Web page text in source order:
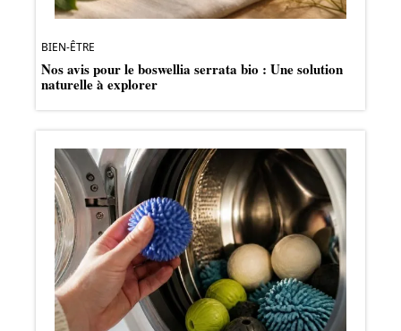
BIEN-ÊTRE
Nos avis pour le boswellia serrata bio : Une solution
naturelle à explorer